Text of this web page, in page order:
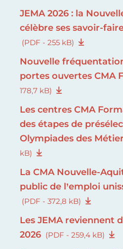
JEMA 2026 : la
célèbre ses savoir-
(PDF - 255 kB)
Nouvelle
portes ouvertes CMA
178,7 kB)
Les centres CMA
des étapes de
Olympiades des
kB)
La CMA Nouvelle-
public de l’emploi
(PDF - 372,8 kB)
Les JEMA reviennent
2026 (PDF - 259,4 kB)